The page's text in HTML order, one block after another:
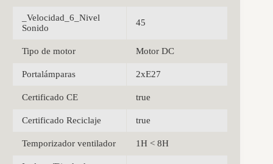
_Velocidad_6_Nivel
Sonido
45
Tipo de motor Motor DC
Portalámparas 2xE27
Certificado CE true
Certificado Reciclaje true
Temporizador ventilador 1H < 8H